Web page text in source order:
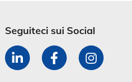
Seguiteci sui Social​